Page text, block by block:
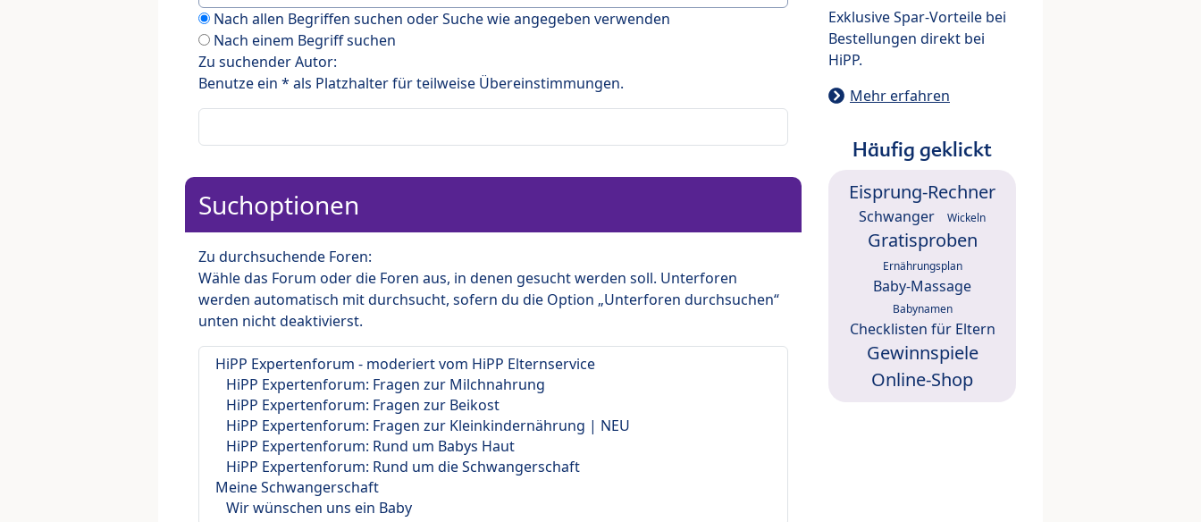
Nach allen Begriffen suchen oder Suche wie angegeben verwenden
Nach einem Begriff suchen
Zu suchender Autor:
Benutze ein * als Platzhalter für teilweise Übereinstimmungen.
Suchoptionen
Zu durchsuchende Foren:
Wähle das Forum oder die Foren aus, in denen gesucht werden soll. Unterforen
werden automatisch mit durchsucht, sofern du die Option „Unterforen durchsuchen“
unten nicht deaktivierst.
Exklusive Spar-Vorteile bei
Bestellungen direkt bei
HiPP.
Mehr erfahren
Häufig geklickt
Eisprung-Rechner
Schwanger Wickeln
Gratisproben
Ernährungsplan
Baby-Massage
Babynamen
Checklisten für Eltern
Gewinnspiele
Online-Shop